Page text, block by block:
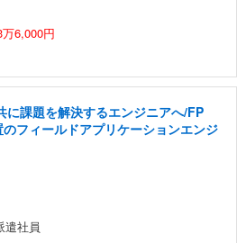
6,000円
に課題を解決するエンジニアへ/FP
フィールドアプリケーションエンジ
遣社員